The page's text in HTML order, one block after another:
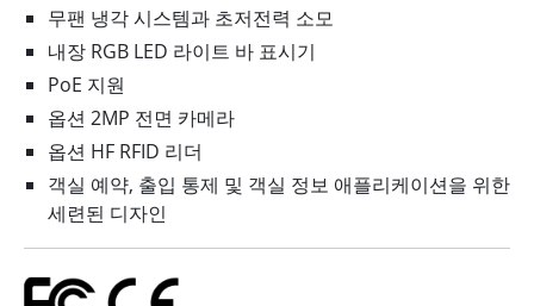
무팬 냉각 시스템과 초저전력 소모
내장 RGB LED 라이트 바 표시기
PoE 지원
옵션 2MP 전면 카메라
옵션 HF RFID 리더
객실 예약, 출입 통제 및 객실 정보 애플리케이션을 위한
세련된 디자인